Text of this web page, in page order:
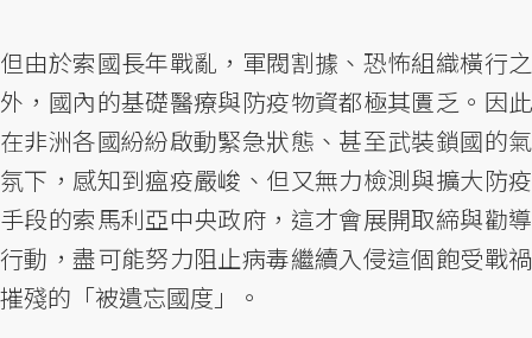
但由於索國長年戰亂，軍閥割據、恐怖組織橫行之
外，國內的基礎醫療與防疫物資都極其匱乏。因此
在非洲各國紛紛啟動緊急狀態、甚至武裝鎖國的氣
氛下，感知到瘟疫嚴峻、但又無力檢測與擴大防疫
手段的索馬利亞中央政府，這才會展開取締與勸導
行動，盡可能努力阻止病毒繼續入侵這個飽受戰禍
摧殘的「被遺忘國度」。